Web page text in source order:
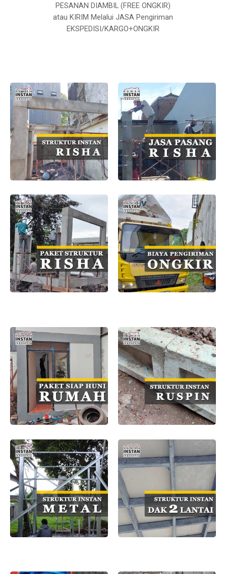
PESANAN DIAMBIL (FREE ONGKIR)
atau KIRIM Melalui JASA Pengiriman
EKSPEDISI/KARGO+ONGKIR